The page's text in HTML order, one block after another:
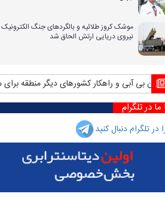
موشک کروز طلائیه و بالگردهای جنگ الکترونیک
نیروی دریایی ارتش الحاق شد
و راهکار کشورهای دیگر منطقه برای مواجهه با
ما در تلگرام
در تلگرام دنبال کنید